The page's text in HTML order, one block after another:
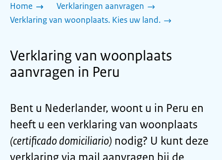
Home
Verklaringen aanvragen
Verklaring van woonplaats. Kies uw land.
Verklaring van woonplaats
aanvragen in Peru
Bent u Nederlander, woont u in Peru en
heeft u een verklaring van woonplaats
(certificado domiciliario) nodig? U kunt deze